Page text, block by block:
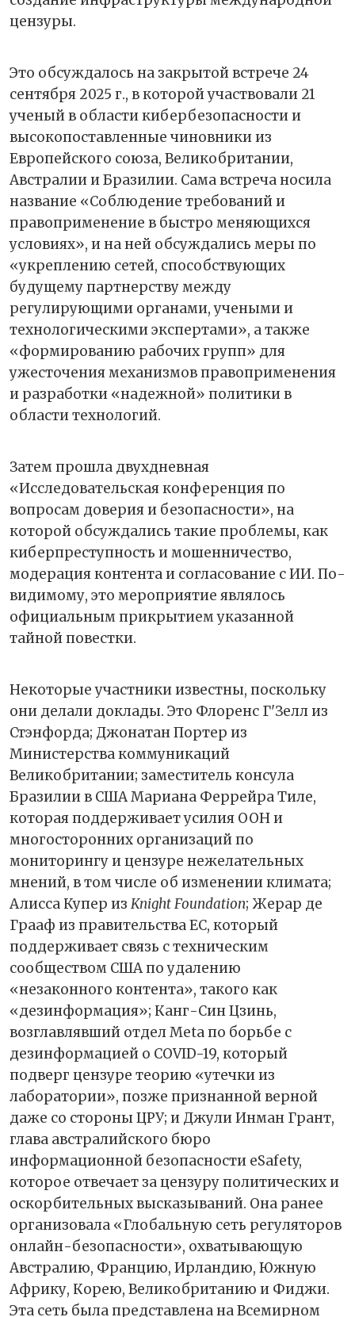
цензуры.
Это обсуждалось на закрытой встрече 24
сентября 2025 г., в которой участвовали 21
ученый в области кибербезопасности и
высокопоставленные чиновники из
Европейского союза, Великобритании,
Австралии и Бразилии. Сама встреча носила
название «Соблюдение требований и
правоприменение в быстро меняющихся
условиях», и на ней обсуждались меры по
«укреплению сетей, способствующих
будущему партнерству между
регулирующими органами, учеными и
технологическими экспертами», а также
«формированию рабочих групп» для
ужесточения механизмов правоприменения
и разработки «надежной» политики в
области технологий.
Затем прошла двухдневная
«Исследовательская конференция по
вопросам доверия и безопасности», на
которой обсуждались такие проблемы, как
киберпреступность и мошенничество,
модерация контента и согласование с ИИ. По-
видимому, это мероприятие являлось
официальным прикрытием указанной
тайной повестки.
Некоторые участники известны, поскольку
они делали доклады. Это Флоренс Г'Зелл из
Стэнфорда; Джонатан Портер из
Министерства коммуникаций
Великобритании; заместитель консула
Бразилии в США Мариана Феррейра Тиле,
которая поддерживает усилия ООН и
многосторонних организаций по
мониторингу и цензуре нежелательных
мнений, в том числе об изменении климата;
Алисса Купер из Knight Foundation; Жерар де
Грааф из правительства ЕС, который
поддерживает связь с техническим
сообществом США по удалению
«незаконного контента», такого как
«дезинформация»; Канг-Син Цзинь,
возглавлявший отдел Meta по борьбе с
дезинформацией о COVID-19, который
подверг цензуре теорию «утечки из
лаборатории», позже признанной верной
даже со стороны ЦРУ; и Джули Инман Грант,
глава австралийского бюро
информационной безопасности eSafety,
которое отвечает за цензуру политических и
оскорбительных высказываний. Она ранее
организовала «Глобальную сеть регуляторов
онлайн-безопасности», охватывающую
Австралию, Францию, Ирландию, Южную
Африку, Корею, Великобританию и Фиджи.
Эта сеть была представлена на Всемирном